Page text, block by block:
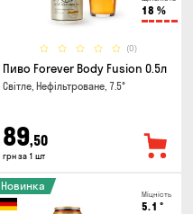
18 %
(0)
Пиво Forever Body Fusion 0.5л
Світле, Нефільтроване, 7.5°
89,50
грн за 1 шт
Міцність
5.1 °
Новинка